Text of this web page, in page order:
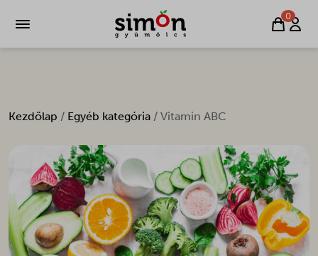
0
Kezdőlap / Egyéb kategória / Vitamin ABC